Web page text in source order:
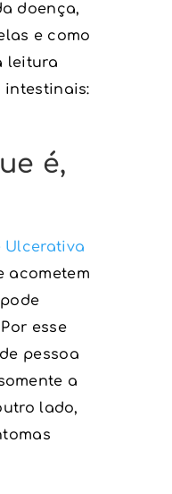
doença,
e como
leitura
intestinais:
é,
Ulcerativa
acometem
esse
pessoa
a
lado,